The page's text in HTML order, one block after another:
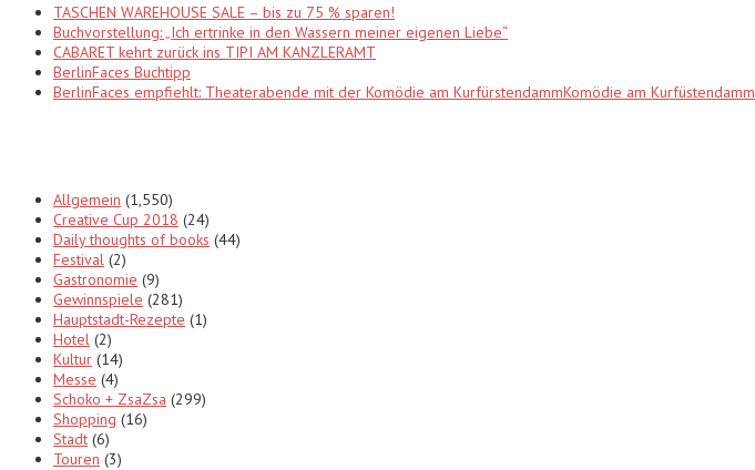
TASCHEN WAREHOUSE SALE – bis zu 75 % sparen!
Buchvorstellung: „Ich ertrinke in den Wassern meiner eigenen Liebe“
CABARET kehrt zurück ins TIPI AM KANZLERAMT
BerlinFaces Buchtipp
BerlinFaces empfiehlt: Theaterabende mit der Komödie am KurfürstendammKomödie am Kurfüstendamm
Allgemein (1,550)
Creative Cup 2018 (24)
Daily thoughts of books (44)
Festival (2)
Gastronomie (9)
Gewinnspiele (281)
Hauptstadt-Rezepte (1)
Hotel (2)
Kultur (14)
Messe (4)
Schoko + ZsaZsa (299)
Shopping (16)
Stadt (6)
Touren (3)